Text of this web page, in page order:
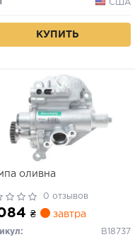
США
КУПИТЬ
оливна
0 отзывов
₴ завтра
B18737